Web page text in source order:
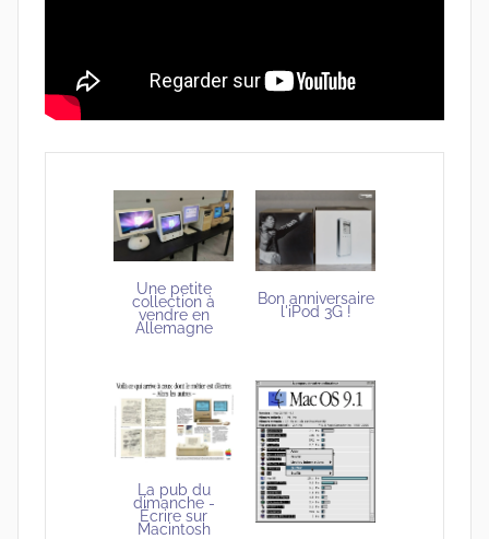
Une petite
collection à
vendre en
Allemagne
Bon anniversaire
l'iPod 3G !
La pub du
dimanche -
Écrire sur
Macintosh